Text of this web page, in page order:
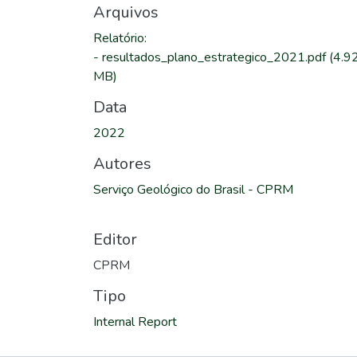
Arquivos
Relatório:
- resultados_plano_estrategico_2021.pdf
MB)
Data
2022
Autores
Serviço Geológico do Brasil - CPRM
Editor
CPRM
Tipo
Internal Report